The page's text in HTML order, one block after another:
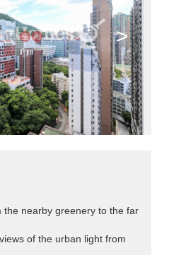
>
the nearby greenery to the far
of the urban light from